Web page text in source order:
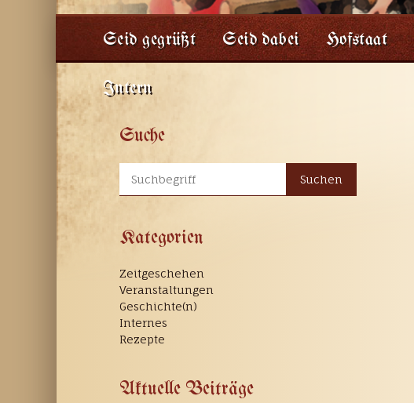
Seid gegrüßt Seid dabei Hofstaat
Intern
Suche
Suchen
Kategorien
Zeitgeschehen
Veranstaltungen
Geschichte(n)
Internes
Rezepte
Aktuelle Beiträge